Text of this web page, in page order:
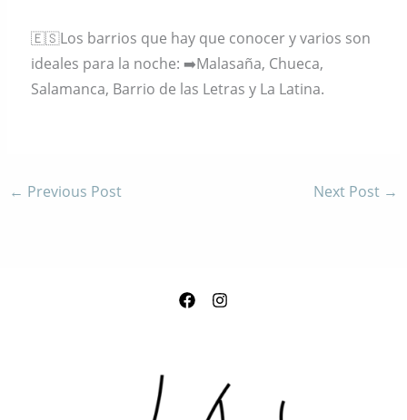
🇪🇸Los barrios que hay que conocer y varios son
ideales para la noche: ➡️Malasaña, Chueca,
Salamanca, Barrio de las Letras y La Latina.
← Previous Post Next Post →